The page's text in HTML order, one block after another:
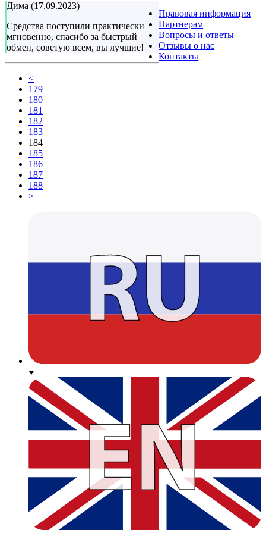
Дима (17.09.2023)
Средства поступили практически
мгновенно, спасибо за быстрый
обмен, советую всем, вы лучшие!
<
179
180
181
182
183
184
185
186
187
188
>
Правовая информация
Партнерам
Вопросы и ответы
Отзывы о нас
Контакты